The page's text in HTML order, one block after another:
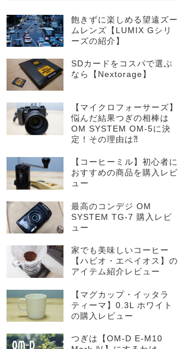
飽きずに楽しめる望遠ズー
ムレンズ【LUMIX Gシリ
ーズの紹介】
SDカードをコスパで選ぶ
なら【Nextorage】
【マイクロフォーサーズ】
悩んだ結果つぎの相棒は
OM SYSTEM OM-5に決
定！その理由は⁈
【コーヒーミル】初心者に
おすすめの商品を購入レビ
ュー
最高のコンデジ OM
SYSTEM TG-7 購入レビ
ュー
家でも美味しいコーヒー
【ハビオ・エペイオス】の
アイテム紹介レビュー
【マグカップ・イッタラ
ティーマ】0.3L ホワイト
の購入レビュー
つぎは【OM-D E-M10